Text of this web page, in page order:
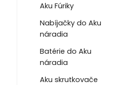
Aku Fúriky
Nabíjačky do Aku
náradia
Batérie do Aku
náradia
Aku skrutkovače